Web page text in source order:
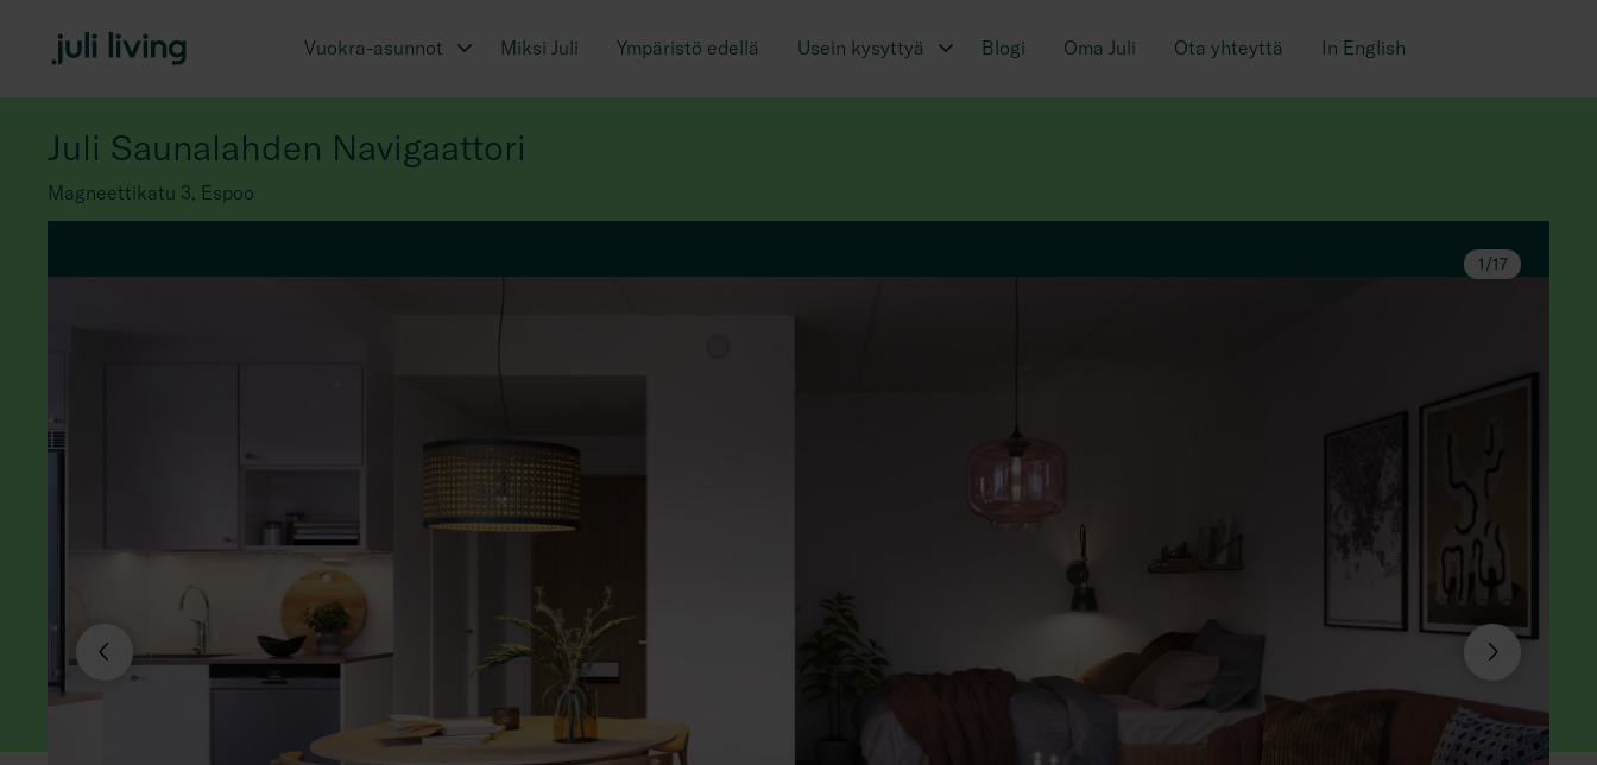
Vuokra-asunnot Miksi Juli Ympäristö edellä Usein kysyttyä Blogi Oma Juli Ota yhteyttä In English
Juli Saunalahden Navigaattori
Magneettikatu 3, Espoo
1/17